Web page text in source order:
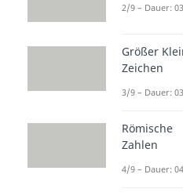
2/9 – Dauer:
Größer
Zeichen
3/9 – Dauer:
Römische
Zahlen
4/9 – Dauer: